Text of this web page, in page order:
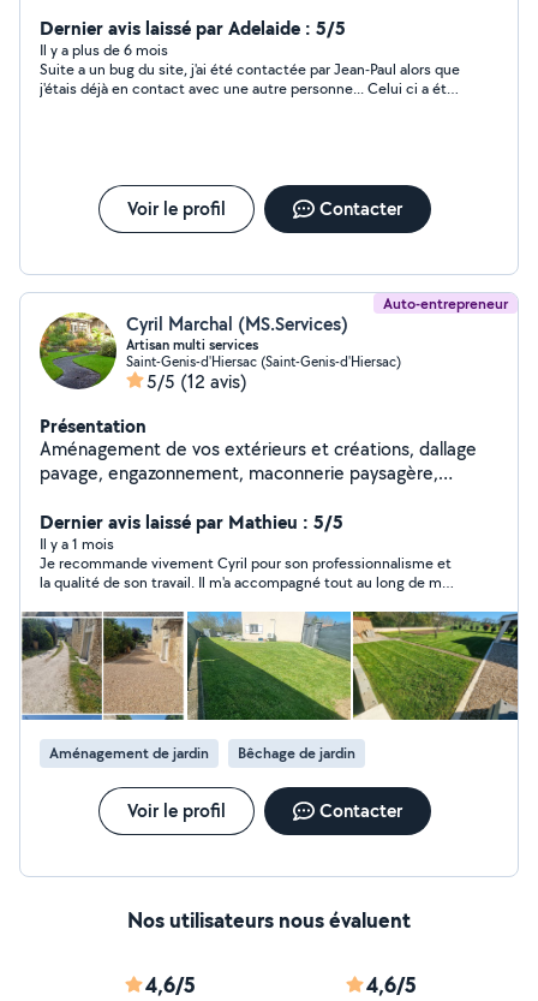
par ma curiosité.débarras de garage, maison, grenier
etc. Ouvert a toute demande.
Dernier avis laissé par Adelaide : 5/5
Il y a plus de 6 mois
Suite a un bug du site, j'ai été contactée par Jean-Paul alors que
j'étais déjà en contact avec une autre personne... Celui ci a été
Voir le profil Contacter
Auto-entrepreneur
Cyril Marchal (MS.Services)
Artisan multi services
Saint-Genis-d'Hiersac (Saint-Genis-d'Hiersac)
5/5 (12 avis)
Présentation
Aménagement de vos extérieurs et créations, dallage
pavage, engazonnement, maconnerie paysagère,
services à la personne dans l'entretien de jardin : tonte
de pelouse, taille de haies, débroussaillage. Mais aussi
surveillance temporaire de domicile,travaux de
bricolage, d'intérieur, professionnalisme, proximité et
prestations adaptées à vos besoins. Profitez de 50%*
de crédit d'impôt sur nos services, pour un confort
accessible et un extérieur toujours soigné. *CESU
ACCEPTÉ A bientôt
Dernier avis laissé par Mathieu : 5/5
Il y a 1 mois
Je recommande vivement Cyril pour son professionnalisme et
la qualité de son travail. Il m'a accompagné tout au long de mon
et de bon conseil. Le résultat est parfaitement conforme à mes
attentes. C'est un artisan sérieux et fiable que je n'hésiterai pas
à recontacter pour de futurs projets. Merci encore !
Aménagement de jardin Bêchage de jardin
Voir le profil Contacter
Nos utilisateurs nous évaluent
4,6/5 4,6/5